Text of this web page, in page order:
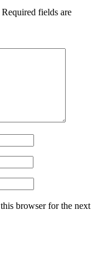
Required fields are
browser for the next